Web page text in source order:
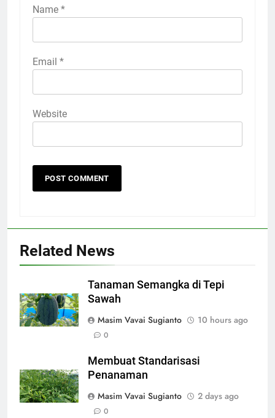
Name *
Email *
Website
Related News
Tanaman Semangka di Tepi
Sawah
Masim Vavai Sugianto
10 hours ago
0
Membuat Standarisasi
Penanaman
Masim Vavai Sugianto
2 days ago
0